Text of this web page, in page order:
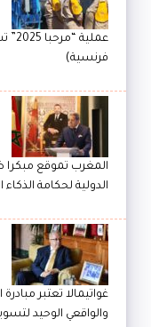
فرنسية)
المغرب تموقع مبكرا
الدولية لحكامة
غواتيمالا تعتبر
والواقعي الوحيد